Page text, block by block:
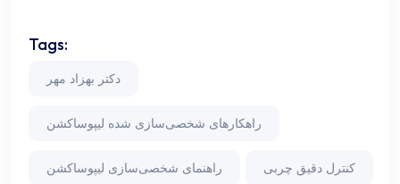
Tags:
دکتر بهزاد مهر
راهکارهای شخصی‌سازی شده لیپوساکشن
راهنمای شخصی‌سازی لیپوساکشن كنترل دقیق چربی